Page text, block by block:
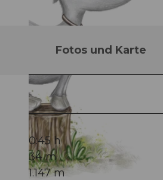
Fotos und Karte
0:45 h
34 m
1.147 m